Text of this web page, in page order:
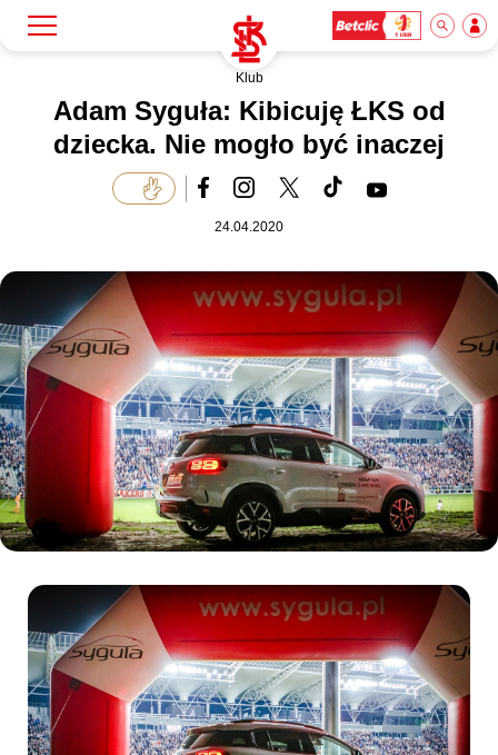
Klub
Akademia
Biznes
Dla mediów
Kibice
Klub
Adam Syguła: Kibicuję ŁKS od
dziecka. Nie mogło być inaczej
24.04.2020